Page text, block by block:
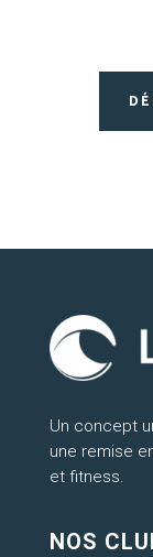
Un concept
une remise
et fitness.
NOS